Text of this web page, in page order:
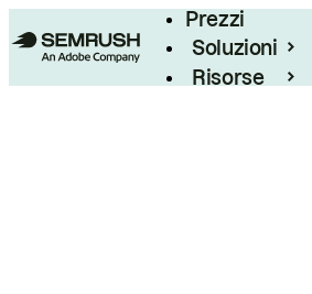
Prezzi
Soluzioni
Risorse